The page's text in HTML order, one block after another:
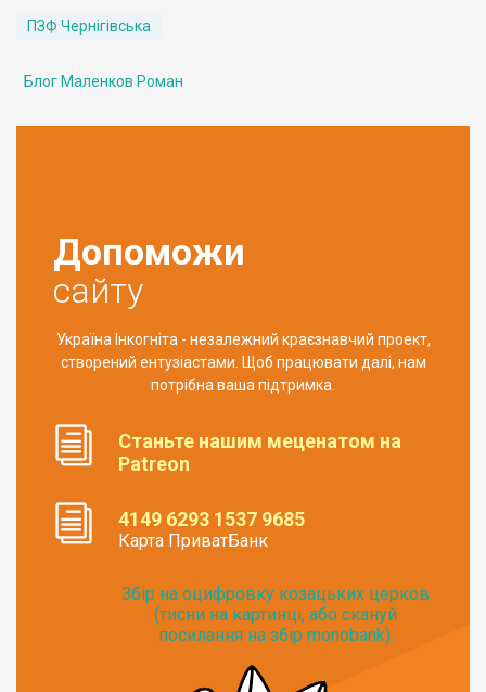
ПЗФ Чернігівська
Блог Маленков Роман
Допоможи
сайту
Україна Інкогніта - незалежний краєзнавчий проект,
створений ентузіастами. Щоб працювати далі, нам
потрібна ваша підтримка.
Станьте нашим меценатом на
Patreon
4149 6293 1537 9685
Карта ПриватБанк
Збір на оцифровку козацьких церков
(тисни на картинці, або скануй
посилання на збір monobank):